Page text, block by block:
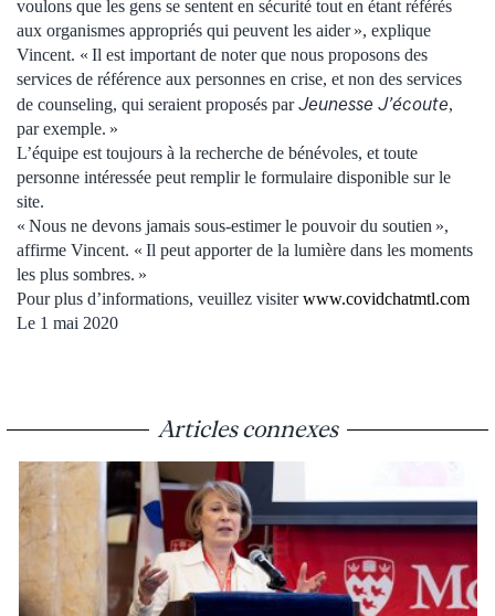
voulons que les gens se sentent en sécurité tout en étant référés
aux organismes appropriés qui peuvent les aider », explique
Vincent. « Il est important de noter que nous proposons des
services de référence aux personnes en crise, et non des services
de counseling, qui seraient proposés parJeunesse J’écoute,
par exemple. »
L’équipe est toujours à la recherche de bénévoles, et toute
personne intéressée peut remplir le formulaire disponible sur le
site.
« Nous ne devons jamais sous-estimer le pouvoir du soutien »,
affirme Vincent. « Il peut apporter de la lumière dans les moments
les plus sombres. »
Pour plus d’informations, veuillez visiterwww.covidchatmtl.com
Le 1 mai 2020
Articles connexes